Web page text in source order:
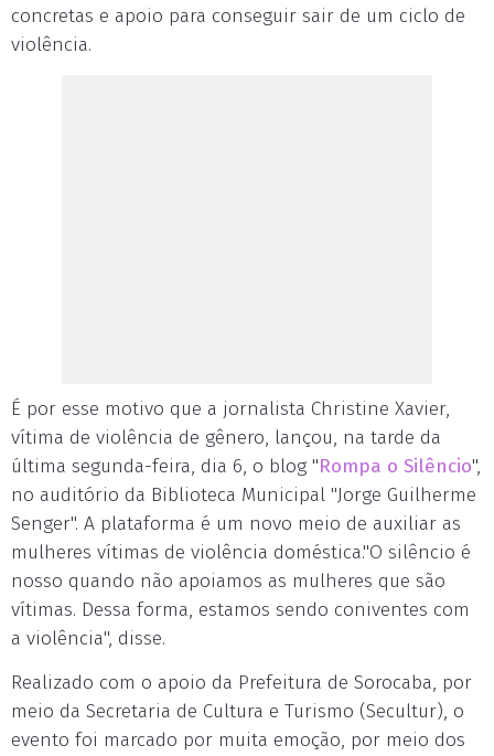
concretas e apoio para conseguir sair de um ciclo de
violência.
É por esse motivo que a jornalista Christine Xavier,
vítima de violência de gênero, lançou, na tarde da
última segunda-feira, dia 6, o blog "Rompa o Silêncio",
no auditório da Biblioteca Municipal "Jorge Guilherme
Senger". A plataforma é um novo meio de auxiliar as
mulheres vítimas de violência doméstica."O silêncio é
nosso quando não apoiamos as mulheres que são
vítimas. Dessa forma, estamos sendo coniventes com
a violência", disse.
Realizado com o apoio da Prefeitura de Sorocaba, por
meio da Secretaria de Cultura e Turismo (Secultur), o
evento foi marcado por muita emoção, por meio dos